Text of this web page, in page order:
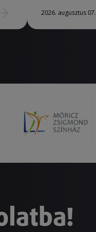
2026. augusztus 07.